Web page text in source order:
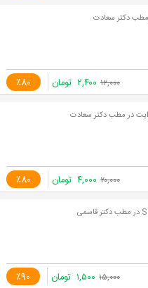
مطب دکتر سعادت
٪80 ۱۲,۰۰۰ ۲,۴۰۰ تومان
در مطب دکتر سعادت
٪80 ۲۰,۰۰۰ ۴,۰۰۰ تومان
٪90 ۱۵,۰۰۰ ۱,۵۰۰ تومان